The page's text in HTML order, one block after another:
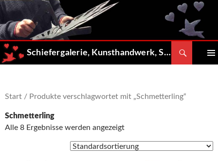
Zum
springen
Schiefergalerie, Kunsthandwerk, Shop
Suchen
Start / Produkte verschlagwortet mit „Schmetterling“
Schmetterling
Alle 8 Ergebnisse werden angezeigt